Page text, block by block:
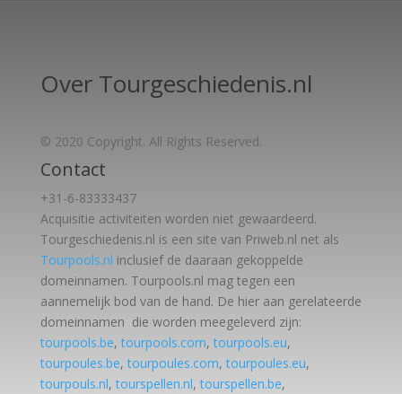
Over Tourgeschiedenis.nl
© 2020 Copyright. All Rights Reserved.
Contact
+31-6-83333437
Acquisitie activiteiten worden niet gewaardeerd.
Tourgeschiedenis.nl is een site van Priweb.nl net als
Tourpools.nl inclusief de daaraan gekoppelde
domeinnamen. Tourpools.nl mag tegen een
aannemelijk bod van de hand. De hier aan gerelateerde
domeinnamen die worden meegeleverd zijn:
tourpools.be,tourpools.com,tourpools.eu,
tourpoules.be,tourpoules.com,tourpoules.eu,
tourpouls.nl,tourspellen.nl,tourspellen.be,